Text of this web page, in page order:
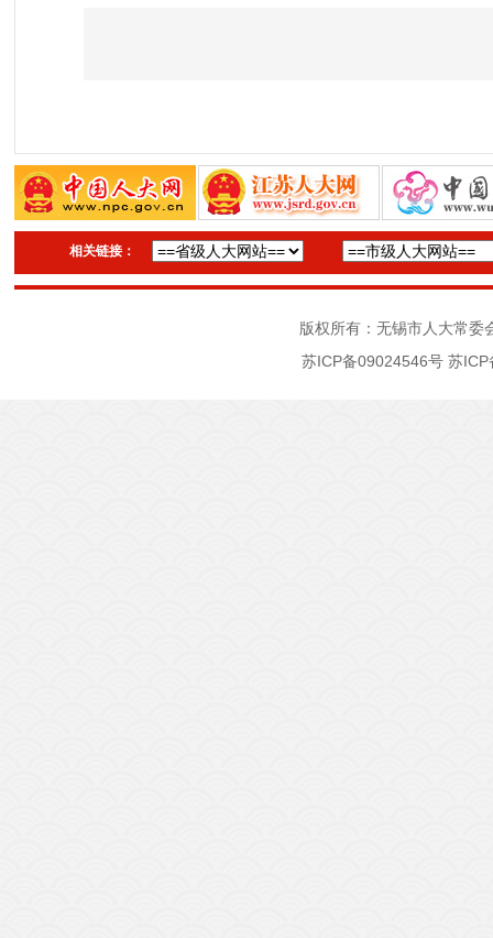
相关链接：
版权所有：无锡市人大常
苏ICP备09024546号 苏ICP